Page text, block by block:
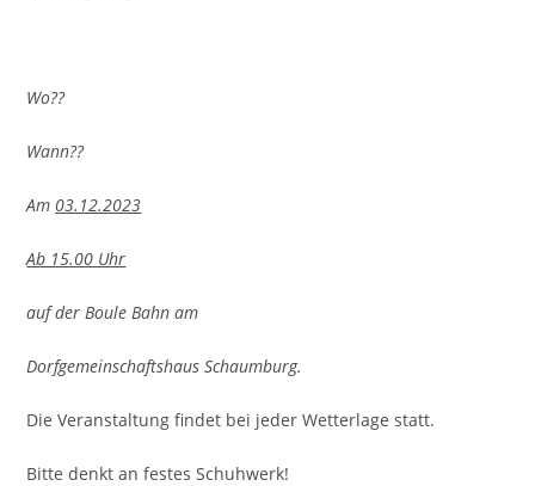
Wo??
Wann??
Am03.12.2023
Ab 15.00 Uhr
auf der Boule Bahn am
Dorfgemeinschaftshaus Schaumburg.
Die Veranstaltung findet bei jeder Wetterlage statt.
Bitte denkt an festes Schuhwerk!